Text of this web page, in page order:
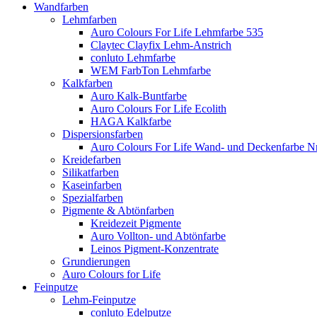
Wandfarben
Lehmfarben
Auro Colours For Life Lehmfarbe 535
Claytec Clayfix Lehm-Anstrich
conluto Lehmfarbe
WEM FarbTon Lehmfarbe
Kalkfarben
Auro Kalk-Buntfarbe
Auro Colours For Life Ecolith
HAGA Kalkfarbe
Dispersionsfarben
Auro Colours For Life Wand- und Deckenfarbe
Kreidefarben
Silikatfarben
Kaseinfarben
Spezialfarben
Pigmente & Abtönfarben
Kreidezeit Pigmente
Auro Vollton- und Abtönfarbe
Leinos Pigment-Konzentrate
Grundierungen
Auro Colours for Life
Feinputze
Lehm-Feinputze
conluto Edelputze